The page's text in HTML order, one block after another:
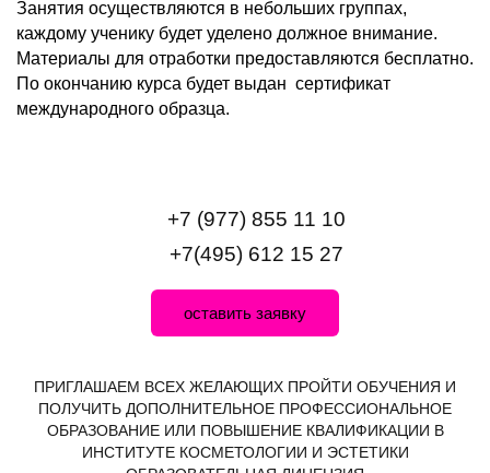
Занятия осуществляются в небольших группах,
каждому ученику будет уделено должное внимание.
Материалы для отработки предоставляются бесплатно.
По окончанию курса будет выдан сертификат
международного образца.
+7 (977) 855 11 10
+7(495) 612 15 27
оставить заявку
ПРИГЛАШАЕМ ВСЕХ ЖЕЛАЮЩИХ ПРОЙТИ ОБУЧЕНИЯ И
ПОЛУЧИТЬ ДОПОЛНИТЕЛЬНОЕ ПРОФЕССИОНАЛЬНОЕ
ОБРАЗОВАНИЕ ИЛИ ПОВЫШЕНИЕ КВАЛИФИКАЦИИ В
ИНСТИТУТЕ КОСМЕТОЛОГИИ И ЭСТЕТИКИ